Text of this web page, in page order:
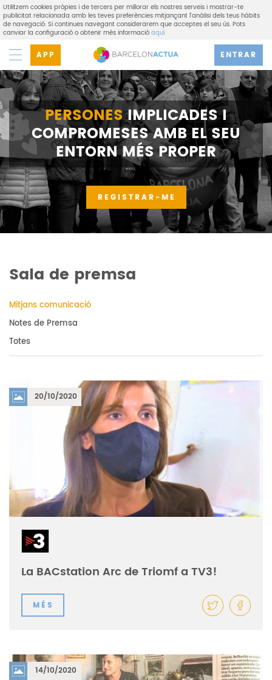
Utilitzem cookies pròpies i de tercers per millorar els nostres serveis i mostrar-te
publicitat relacionada amb les teves preferències mitjançant l'anàlisi dels teus hàbits
de navegació. Si continues navegant considerarem que acceptes el seu ús. Pots
canviar la configuració o obtenir més informacióaquí
APP ENTRAR
PERSONESIMPLICADES I
COMPROMESES AMB EL SEU
ENTORN MÉS PROPER
REGISTRAR-ME
Sala de premsa
Mitjans comunicació
Notes de Premsa
Totes
20/10/2020
La BACstation Arc de Triomf a TV3!
MÉS
14/10/2020